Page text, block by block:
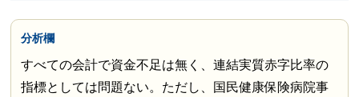
分析欄
すべての会計で資金不足は無く、連結実質赤字比率の
指標としては問題ない。ただし、国民健康保険病院事